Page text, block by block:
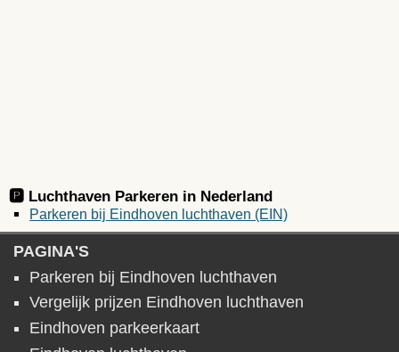
🅿️ Luchthaven Parkeren in Nederland
Parkeren bij Eindhoven luchthaven (EIN)
PAGINA'S
Parkeren bij Eindhoven luchthaven
Vergelijk prijzen Eindhoven luchthaven
Eindhoven parkeerkaart